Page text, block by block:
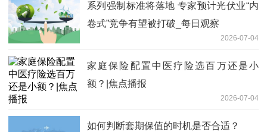
系列强制标准将落地 专家预计光伏业“内
卷式”竞争有望被打破_每日观察
2026-07-04
家庭保险配置中医疗险选百万还是小
额？|焦点播报
2026-07-04
如何判断套期保值的时机是否合适？